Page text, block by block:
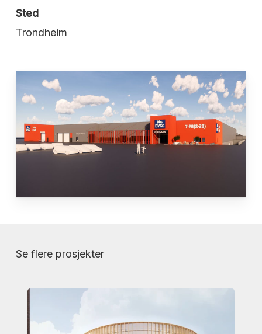
Sted
Trondheim
Se flere prosjekter